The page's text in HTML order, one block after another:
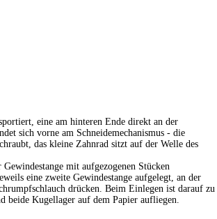
eine am hinteren Ende direkt an der
sich vorne am Schneidemechanismus - die
das kleine Zahnrad sitzt auf der Welle des
mit aufgezogenen Stücken
eine zweite Gewindestange aufgelegt, an der
drücken. Beim Einlegen ist darauf zu
beide Kugellager auf dem Papier aufliegen.